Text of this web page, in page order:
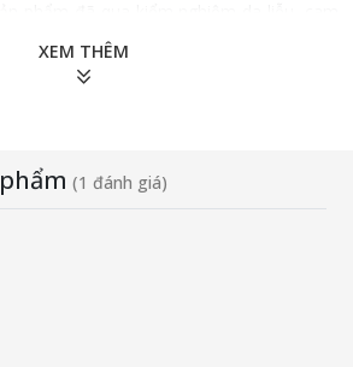
Officinalis Leaf Extract, Viola Tricolor
Phenoxyethanol, Benzoic Acid,
XEM THÊM
(1 đánh giá)